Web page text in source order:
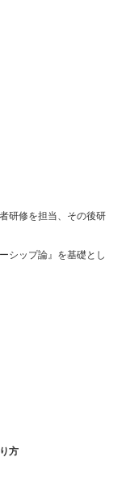
研修を担当、その後研
シップ論』を基礎とし
方